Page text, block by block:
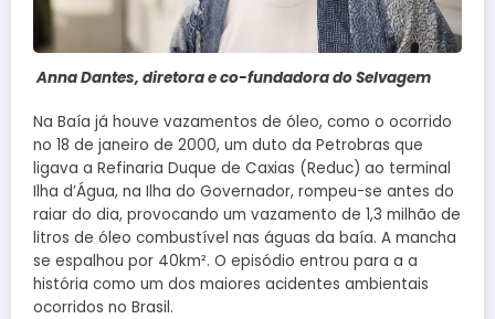
Anna Dantes, diretora e co-fundadora do Selvagem
Na Baía já houve vazamentos de óleo, como o ocorrido
no 18 de janeiro de 2000, um duto da Petrobras que
ligava a Refinaria Duque de Caxias (Reduc) ao terminal
Ilha d’Água, na Ilha do Governador, rompeu-se antes do
raiar do dia, provocando um vazamento de 1,3 milhão de
litros de óleo combustível nas águas da baía. A mancha
se espalhou por 40km². O episódio entrou para a a
história como um dos maiores acidentes ambientais
ocorridos no Brasil.